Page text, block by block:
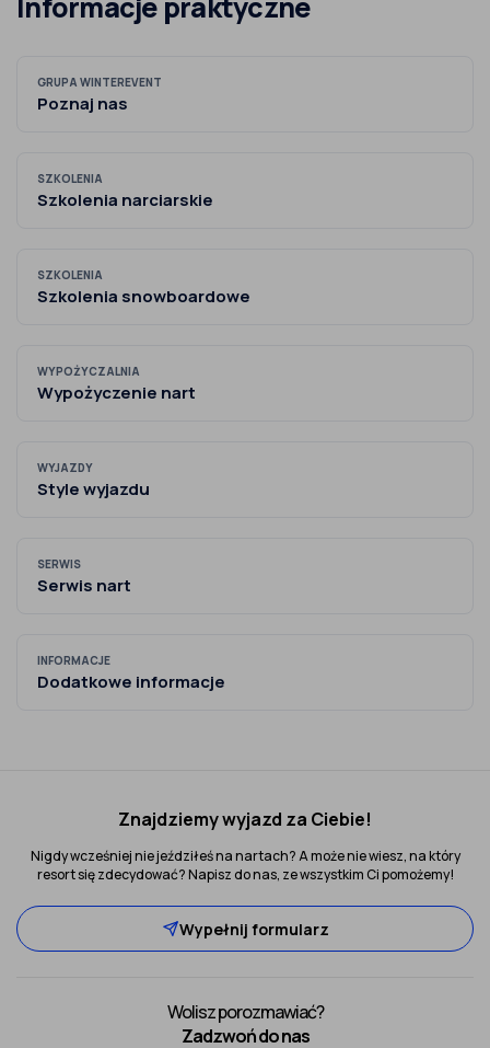
GRUPA WINTEREVENT
Poznaj nas
SZKOLENIA
Szkolenia narciarskie
SZKOLENIA
Szkolenia snowboardowe
WYPOŻYCZALNIA
Wypożyczenie nart
WYJAZDY
Style wyjazdu
SERWIS
Serwis nart
INFORMACJE
Dodatkowe informacje
Znajdziemy wyjazd za Ciebie!
Nigdy wcześniej nie jeździłeś na nartach? A może nie wiesz, na który
resort się zdecydować? Napisz do nas, ze wszystkim Ci pomożemy!
Wypełnij formularz
Wolisz porozmawiać?
Zadzwoń do nas